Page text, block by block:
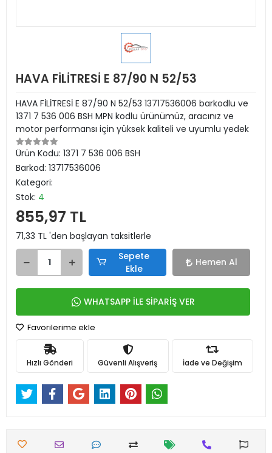
HAVA FİLİTRESİ E 87/90 N 52/53
HAVA FİLİTRESİ E 87/90 N 52/53 13717536006 barkodlu ve
1371 7 536 006 BSH MPN kodlu ürünümüz, aracınız ve
motor performansı için yüksek kaliteli ve uyumlu yedek
Ürün Kodu: 1371 7 536 006 BSH
Barkod: 13717536006
Kategori:
Stok: 4
855,97 TL
71,33 TL 'den başlayan taksitlerle
Sepete
Ekle
Hemen Al
WHATSAPP İLE SİPARİŞ VER
Favorilerime ekle
Hızlı Gönderi Güvenli Alışveriş İade ve Değişim